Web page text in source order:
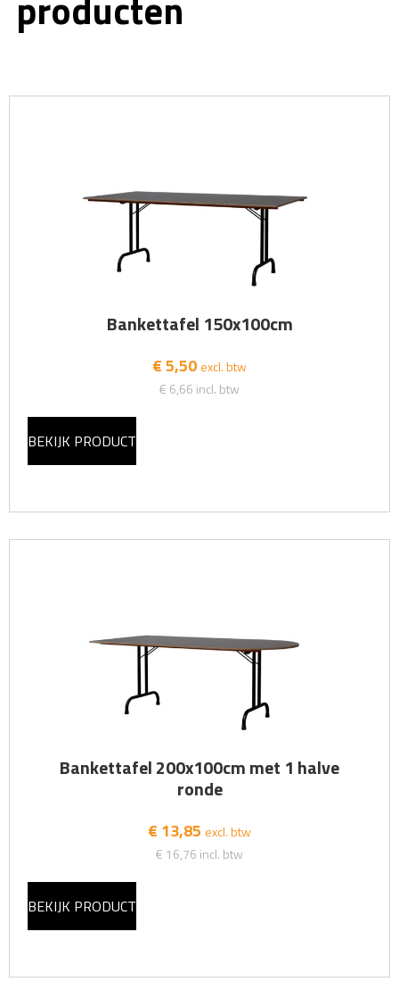
Bankettafel 150x100cm
€ 5,50 excl. btw
€ 6,66 incl. btw
BEKIJK PRODUCT
Bankettafel 200x100cm met 1 halve
ronde
€ 13,85 excl. btw
€ 16,76 incl. btw
BEKIJK PRODUCT